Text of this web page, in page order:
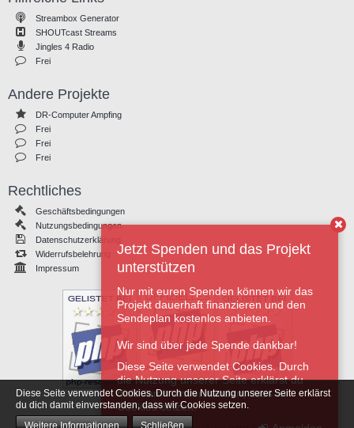
Streambox Generator
SHOUTcast Streams
Jingles 4 Radio
Frei
Andere Projekte
DR-Computer Ampfing
Frei
Frei
Frei
Rechtliches
Geschäftsbedingungen
Nutzungsbedingungen
Datenschutzerklärung
Widerrufsbelehrung
Impressum
Jetzt Spenden und das Projekt
unterstützen
Nur mit euren Spenden können wir das
Projekt dauerhaft finanzieren und den
Sendeplan kostenlos anbieten.
Wir sind über jede Spende dankbar!
Diese Seite verwendet Cookies. Durch
die Nutzung unserer Seite erklärst du
dich damit einverstanden, dass wir
Cookies setzen.
Diese Seite verwendet Cookies. Durch die Nutzung unserer Seite erklärst
du dich damit einverstanden, dass wir Cookies setzen.
Weitere Informationen
Schließen